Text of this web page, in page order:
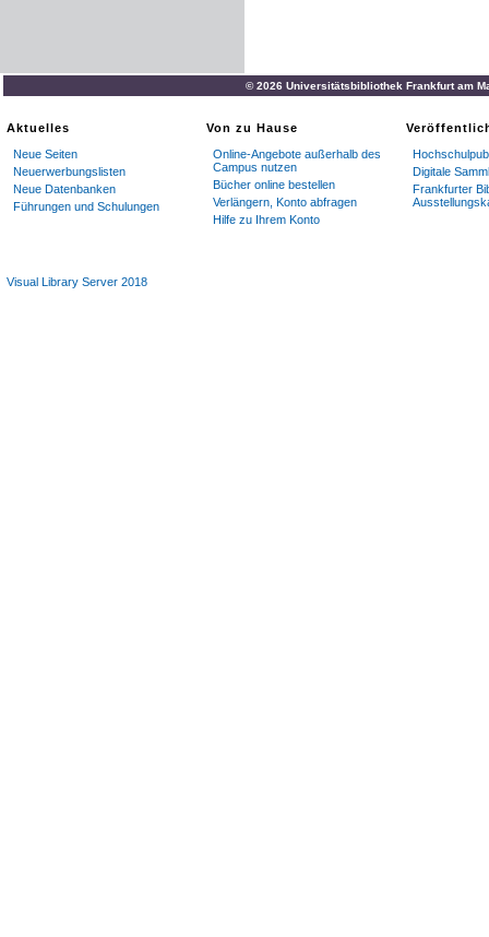
© 2026 Universitätsbibliothek Frankfurt am
Aktuelles
Neue Seiten
Neuerwerbungslisten
Neue Datenbanken
Führungen und Schulungen
Von zu Hause
Online-Angebote außerhalb des
Campus nutzen
Bücher online bestellen
Verlängern, Konto abfragen
Hilfe zu Ihrem Konto
Digitale
Frankfurter
Visual Library Server 2018